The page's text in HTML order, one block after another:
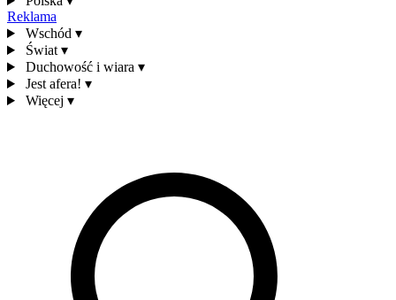
Reklama
Wschód ▾
Świat ▾
Duchowość i wiara ▾
Jest afera! ▾
Więcej ▾